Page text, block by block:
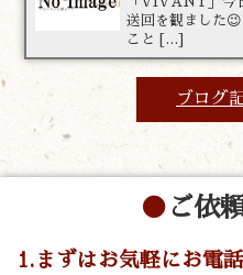
送回を観ました
こと […]
ブログ
ご依
1.まずはお気軽にお電